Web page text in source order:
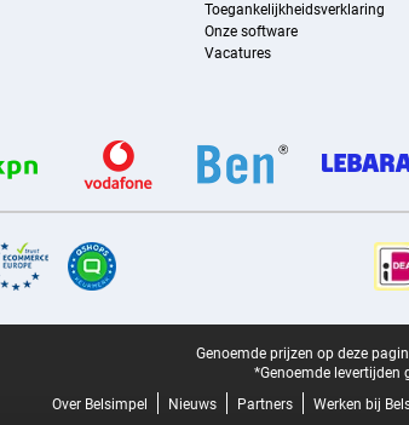
Toegankelijkheidsverklaring
Onze software
Vacatures
Genoemde prijzen op deze
*Genoemde levertijden
Over Belsimpel
Nieuws Partners Werken bij